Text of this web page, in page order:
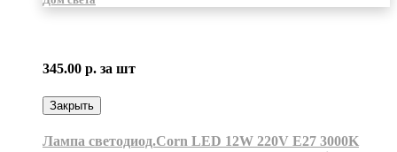
345.00 р. за шт
Закрыть
Лампа светодиод.Corn LED 12W 220V E27 3000K